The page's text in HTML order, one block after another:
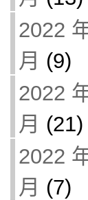
2022
月 (9)
2022
月 (21)
2022
月 (7)